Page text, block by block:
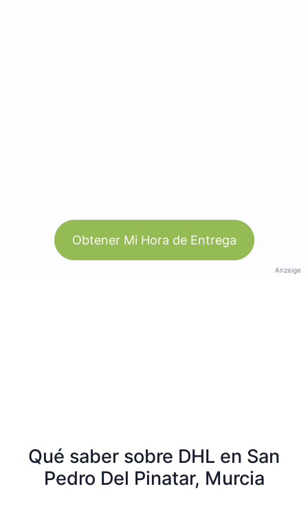
Obtener Mi Hora de Entrega
Anzeige
Qué saber sobre DHL en San
Pedro Del Pinatar, Murcia